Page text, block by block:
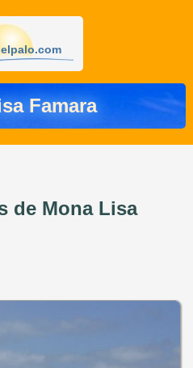
Famara
de Mona Lisa